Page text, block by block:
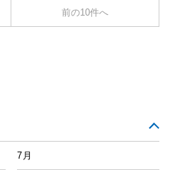
前の10件へ
7月